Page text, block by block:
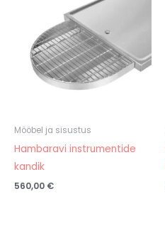
Mööbel ja sisustus
Hambaravi instrumentide
kandik
560,00 €